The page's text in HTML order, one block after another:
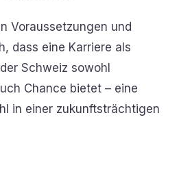
Voraussetzungen und
dass eine Karriere als
Schweiz sowohl
Chance bietet – eine
in einer zukunftsträchtigen